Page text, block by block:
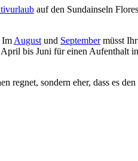
auf den Sundainseln
Im August und Septembermüsst
bis Juni für einen Aufenthalt
regnet, sondern eher, dass es